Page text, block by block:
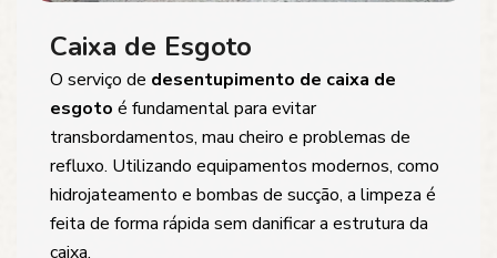
Caixa de Esgoto
O serviço de desentupimento de caixa de
esgoto é fundamental para evitar
transbordamentos, mau cheiro e problemas de
refluxo. Utilizando equipamentos modernos, como
hidrojateamento e bombas de sucção, a limpeza é
feita de forma rápida sem danificar a estrutura da
caixa.